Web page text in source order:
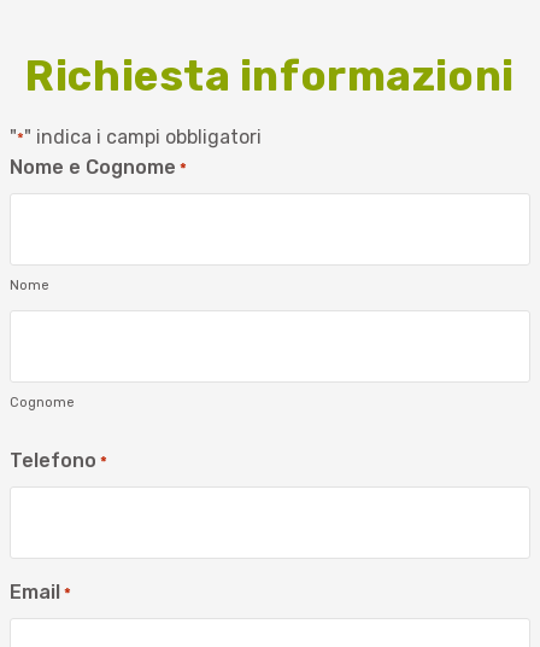
Richiesta informazioni
"*" indica i campi obbligatori
Nome e Cognome *
Nome
Cognome
Telefono *
Email *